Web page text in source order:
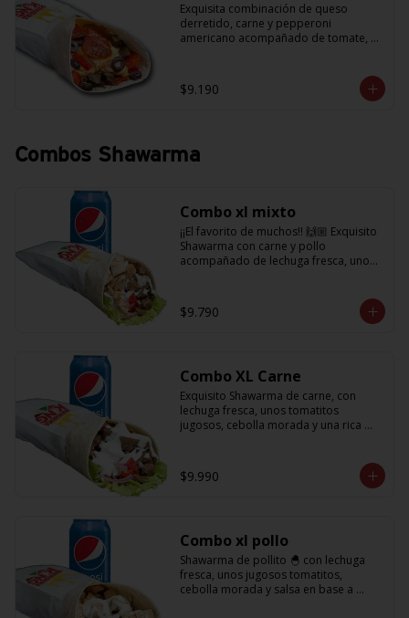
Exquisita combinación de queso
derretido, carne y pepperoni
americano acompañado de tomate,
$9.190
Combos Shawarma
Combo xl mixto
¡¡El favorito de muchos!! 🙌🏼 Exquisito
Shawarma con carne y pollo
acompañado de lechuga fresca, unos
refrescante bebida de 350 cc
$9.790
Combo XL Carne
Exquisito Shawarma de carne, con
lechuga fresca, unos tomatitos
jugosos, cebolla morada y una rica
$9.990
Combo xl pollo
Shawarma de pollito 🐣 con lechuga
fresca, unos jugosos tomatitos,
cebolla morada y salsa en base a